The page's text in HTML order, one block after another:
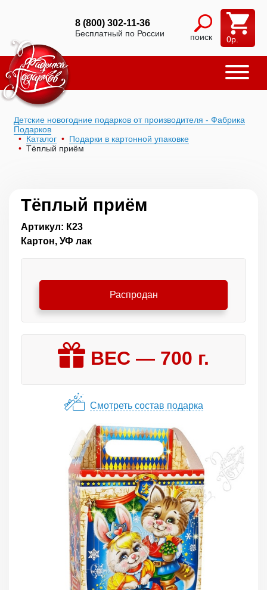
8 (800) 302-11-36
Бесплатный по России поиск 0р.
Детские новогодние подарков от производителя - Фабрика
Подарков
Каталог
Подарки в картонной упаковке
Тёплый приём
Тёплый приём
Артикул: К23
Картон, УФ лак
Распродан
ВЕС — 700 г.
Смотреть состав подарка